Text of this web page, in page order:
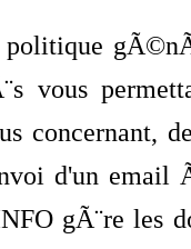
vous
concernant,
d'un
gÃ¨re les